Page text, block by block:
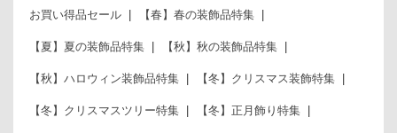
お買い得品セール 【春】春の装飾品特集
【夏】夏の装飾品特集 【秋】秋の装飾品特集
【秋】ハロウィン装飾品特集 【冬】クリスマス装飾特集
【冬】クリスマスツリー特集 【冬】正月飾り特集